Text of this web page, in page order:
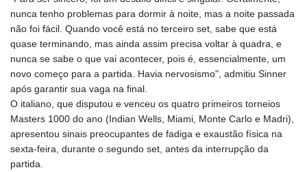
nunca tenho problemas para dormir à noite, mas a noite passada
não foi fácil. Quando você está no terceiro set, sabe que está
quase terminando, mas ainda assim precisa voltar à quadra, e
nunca se sabe o que vai acontecer, pois é, essencialmente, um
novo começo para a partida. Havia nervosismo", admitiu Sinner
após garantir sua vaga na final.
O italiano, que disputou e venceu os quatro primeiros torneios
Masters 1000 do ano (Indian Wells, Miami, Monte Carlo e Madri),
apresentou sinais preocupantes de fadiga e exaustão física na
sexta-feira, durante o segundo set, antes da interrupção da
partida.